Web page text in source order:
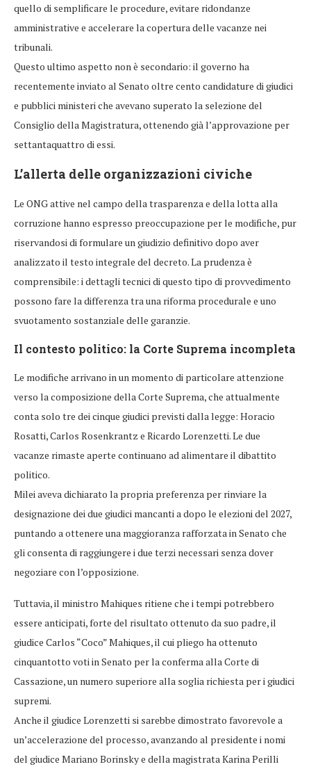
quello di semplificare le procedure, evitare ridondanze
amministrative e accelerare la copertura delle vacanze nei
tribunali.
Questo ultimo aspetto non è secondario: il governo ha
recentemente inviato al Senato oltre cento candidature di giudici
e pubblici ministeri che avevano superato la selezione del
Consiglio della Magistratura, ottenendo già l’approvazione per
settantaquattro di essi.
L’allerta delle organizzazioni civiche
Le ONG attive nel campo della trasparenza e della lotta alla
corruzione hanno espresso preoccupazione per le modifiche, pur
riservandosi di formulare un giudizio definitivo dopo aver
analizzato il testo integrale del decreto. La prudenza è
comprensibile: i dettagli tecnici di questo tipo di provvedimento
possono fare la differenza tra una riforma procedurale e uno
svuotamento sostanziale delle garanzie.
Il contesto politico: la Corte Suprema incompleta
Le modifiche arrivano in un momento di particolare attenzione
verso la composizione della Corte Suprema, che attualmente
conta solo tre dei cinque giudici previsti dalla legge: Horacio
Rosatti, Carlos Rosenkrantz e Ricardo Lorenzetti. Le due
vacanze rimaste aperte continuano ad alimentare il dibattito
politico.
Milei aveva dichiarato la propria preferenza per rinviare la
designazione dei due giudici mancanti a dopo le elezioni del 2027,
puntando a ottenere una maggioranza rafforzata in Senato che
gli consenta di raggiungere i due terzi necessari senza dover
negoziare con l’opposizione.
Tuttavia, il ministro Mahiques ritiene che i tempi potrebbero
essere anticipati, forte del risultato ottenuto da suo padre, il
giudice Carlos “Coco” Mahiques, il cui pliego ha ottenuto
cinquantotto voti in Senato per la conferma alla Corte di
Cassazione, un numero superiore alla soglia richiesta per i giudici
supremi.
Anche il giudice Lorenzetti si sarebbe dimostrato favorevole a
un’accelerazione del processo, avanzando al presidente i nomi
del giudice Mariano Borinsky e della magistrata Karina Perilli